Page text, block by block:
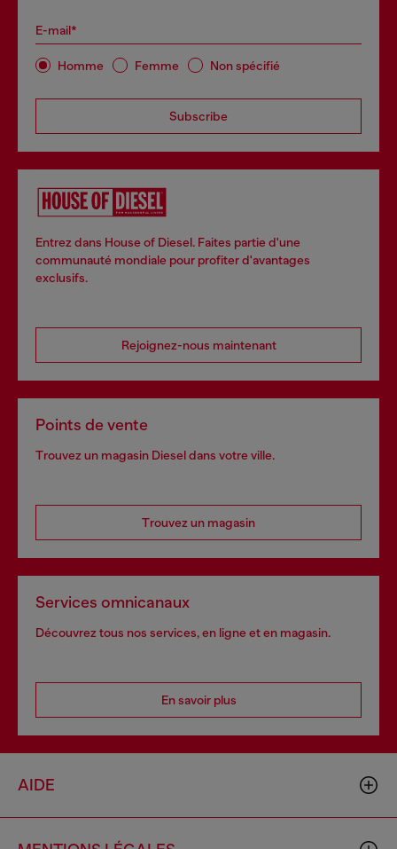
E-mail*
Homme Femme Non spécifié
Subscribe
Entrez dans House of Diesel. Faites partie d'une
communauté mondiale pour profiter d'avantages
exclusifs.
Rejoignez-nous maintenant
Points de vente
Trouvez un magasin Diesel dans votre ville.
Trouvez un magasin
Services omnicanaux
Découvrez tous nos services, en ligne et en magasin.
En savoir plus
AIDE